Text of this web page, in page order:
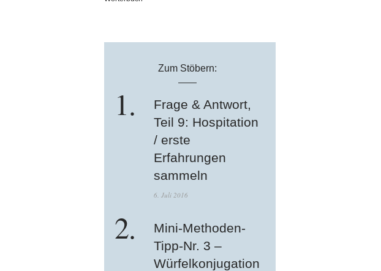
Zum Stöbern:
Frage & Antwort,
Teil 9: Hospitation
/ erste
Erfahrungen
sammeln
6. Juli 2016
Mini-Methoden-
Tipp-Nr. 3 –
Würfelkonjugation